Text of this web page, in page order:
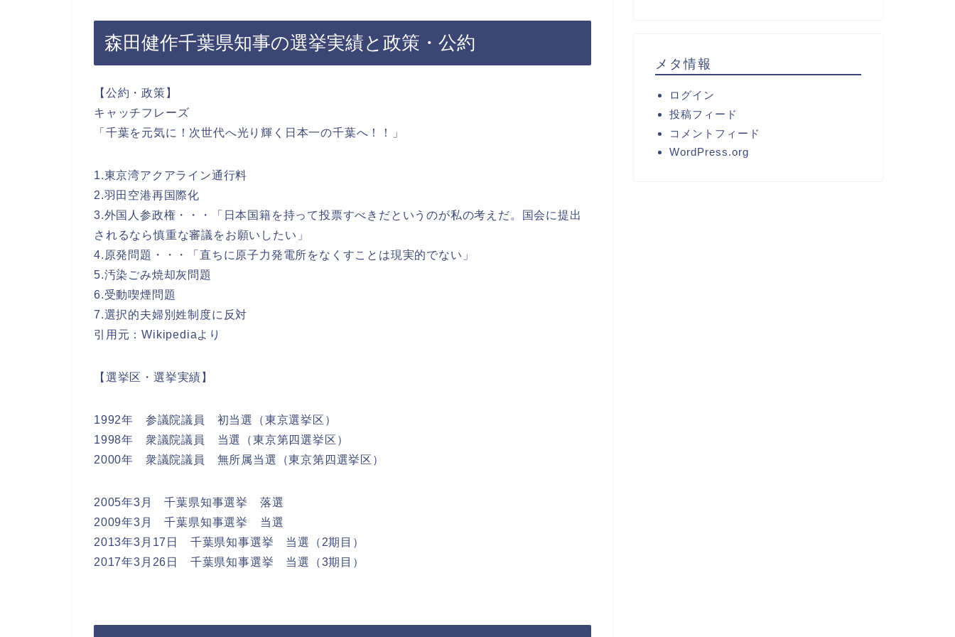
森田健作千葉県知事の選挙実績と政策・公約
【公約・政策】
キャッチフレーズ
「千葉を元気に！次世代へ光り輝く日本一の千葉へ！！」
1.東京湾アクアライン通行料
2.羽田空港再国際化
3.外国人参政権・・・「日本国籍を持って投票すべきだというのが私の考えだ。国会に提出
されるなら慎重な審議をお願いしたい」
4.原発問題・・・「直ちに原子力発電所をなくすことは現実的でない」
5.汚染ごみ焼却灰問題
6.受動喫煙問題
7.選択的夫婦別姓制度に反対
引用元：Wikipediaより
【選挙区・選挙実績】
1992年 参議院議員 初当選（東京選挙区）
1998年 衆議院議員 当選（東京第四選挙区）
2000年 衆議院議員 無所属当選（東京第四選挙区）
2005年3月 千葉県知事選挙 落選
2009年3月 千葉県知事選挙 当選
2013年3月17日 千葉県知事選挙 当選（2期目）
2017年3月26日 千葉県知事選挙 当選（3期目）
メタ情報
ログイン
投稿フィード
コメントフィード
WordPress.org